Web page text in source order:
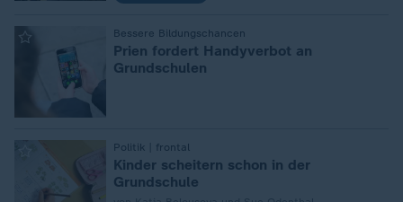
Bessere Bildungschancen
Prien fordert Handyverbot an
Grundschulen
Politik | frontal
Kinder scheitern schon in der
Grundschule